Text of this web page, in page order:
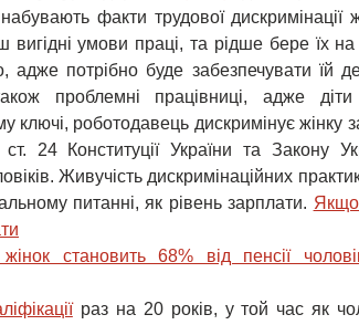
факти трудової дискримінації
умови праці, та рідше бере їх
адже потрібно буде забезпечувати їй
проблемні працівниці, адже діти
ключі, роботодавець дискримінує
24 Конституції України та Закону
Живучість дискримінаційних
питанні, як рівень зарплати. Якщо
становить 68% від пенсії
раз на 20 років, у той час як